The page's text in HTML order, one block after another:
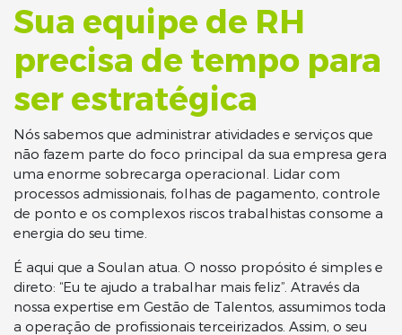
Sua equipe de RH
precisa de tempo para
ser estratégica
Nós sabemos que administrar atividades e serviços que
não fazem parte do foco principal da sua empresa gera
uma enorme sobrecarga operacional. Lidar com
processos admissionais, folhas de pagamento, controle
de ponto e os complexos riscos trabalhistas consome a
energia do seu time.
É aqui que a Soulan atua. O nosso propósito é simples e
direto: “Eu te ajudo a trabalhar mais feliz”. Através da
nossa expertise em Gestão de Talentos, assumimos toda
a operação de profissionais terceirizados. Assim, o seu